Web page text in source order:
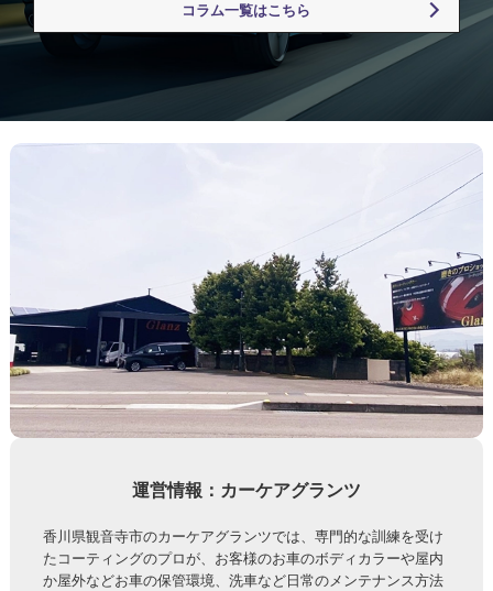
コラム一覧はこちら
運営情報：カーケアグランツ
香川県観音寺市のカーケアグランツでは、専門的な訓練を受け
たコーティングのプロが、お客様のお車のボディカラーや屋内
か屋外などお車の保管環境、洗車など日常のメンテナンス方法